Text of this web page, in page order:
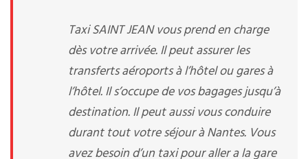
Taxi SAINT JEAN vous prend en charge
dès votre arrivée. Il peut assurer les
transferts aéroports à l’hôtel ou gares à
l’hôtel. Il s’occupe de vos bagages jusqu’à
destination. Il peut aussi vous conduire
durant tout votre séjour à Nantes. Vous
avez besoin d’un taxi pour aller a la gare